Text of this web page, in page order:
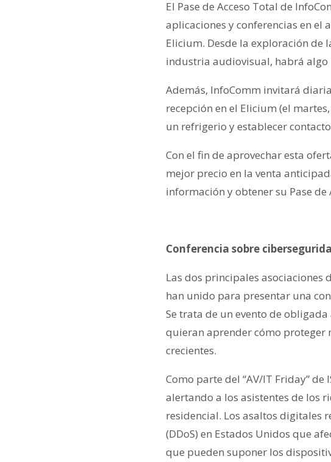
El Pase de Acceso Total de
aplicaciones y conferencias en
Elicium. Desde la exploración de
industria audiovisual, habrá algo
Además, InfoComm invitará
recepción en el Elicium (el
un refrigerio y establecer
Con el fin de aprovechar esta
mejor precio en la venta
información y obtener su Pase de
Conferencia sobre
Las dos principales
han unido para presentar una
Se trata de un evento de
quieran aprender cómo proteger
crecientes.
Como parte del “AV/IT Friday”
alertando a los asistentes de los
residencial. Los asaltos digitales
(DDoS) en Estados Unidos que
que pueden suponer los